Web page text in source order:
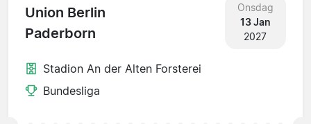
Union Berlin
Paderborn
Onsdag
13 Jan
2027
Stadion An der Alten Forsterei
Bundesliga